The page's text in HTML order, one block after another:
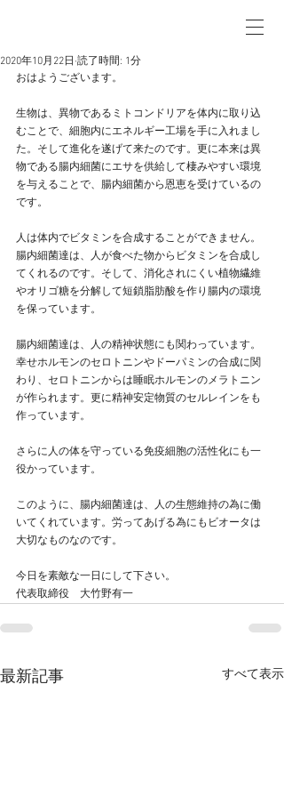
2020年10月22日 読了時間: 1分
おはようございます。
生物は、異物であるミトコンドリアを体内に取り込
むことで、細胞内にエネルギー工場を手に入れまし
た。そして進化を遂げて来たのです。更に本来は異
物である腸内細菌にエサを供給して棲みやすい環境
を与えることで、腸内細菌から恩恵を受けているの
です。
人は体内でビタミンを合成することができません。
腸内細菌達は、人が食べた物からビタミンを合成し
てくれるのです。そして、消化されにくい植物繊維
やオリゴ糖を分解して短鎖脂肪酸を作り腸内の環境
を保っています。
腸内細菌達は、人の精神状態にも関わっています。
幸せホルモンのセロトニンやドーパミンの合成に関
わり、セロトニンからは睡眠ホルモンのメラトニン
が作られます。更に精神安定物質のセルレインをも
作っています。
さらに人の体を守っている免疫細胞の活性化にも一
役かっています。
このように、腸内細菌達は、人の生態維持の為に働
いてくれています。労ってあげる為にもビオータは
大切なものなのです。
今日を素敵な一日にして下さい。
代表取締役　大竹野有一
最新記事 すべて表示